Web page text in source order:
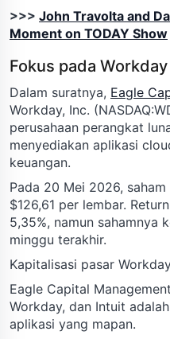
>>> John Travolta and
Moment on TODAY Show
Fokus pada Workday
Dalam suratnya, Eagle
Workday, Inc.
perusahaan perangkat
menyediakan aplikasi
keuangan.
Pada 20 Mei 2026, saham
$126,61 per lembar.
5,35%, namun sahamnya
minggu terakhir.
Kapitalisasi pasar
Eagle Capital
Workday, dan Intuit
aplikasi yang mapan.